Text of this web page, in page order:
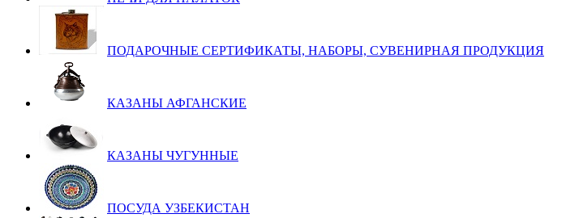
ПОДАРОЧНЫЕ СЕРТИФИКАТЫ, НАБОРЫ, СУВЕНИРНАЯ ПРОДУКЦИЯ
КАЗАНЫ АФГАНСКИЕ
КАЗАНЫ ЧУГУННЫЕ
ПОСУДА УЗБЕКИСТАН